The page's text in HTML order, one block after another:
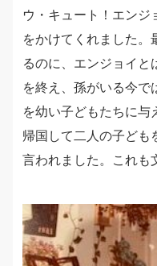
ウ・キュート！エン
をかけてくれました。
るのに、エンジョイと
を終え、孫がいる今で
を幼い子どもたちに
帰国して二人の子ども
言われました。これも